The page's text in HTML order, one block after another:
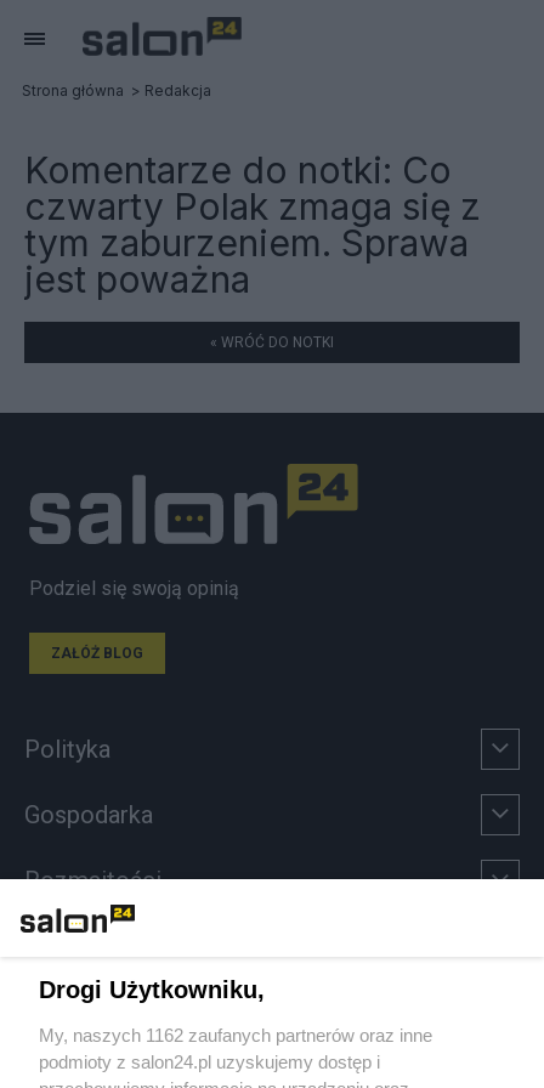
Strona główna Redakcja
Komentarze do notki: Co
czwarty Polak zmaga się z
tym zaburzeniem. Sprawa
jest poważna
« WRÓĆ DO NOTKI
Podziel się swoją opinią
ZAŁÓŻ BLOG
Polityka
Gospodarka
Rozmaitości
Sport
Społeczeństwo
Drogi Użytkowniku,
My, naszych 1162 zaufanych partnerów oraz inne
podmioty z salon24.pl uzyskujemy dostęp i